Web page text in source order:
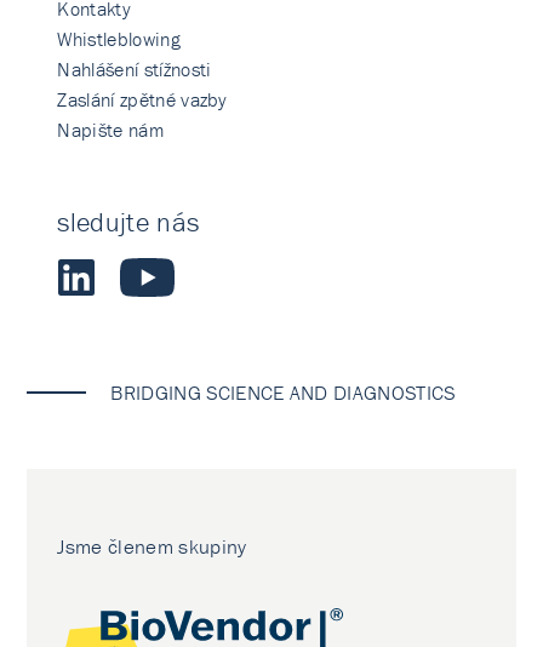
Kontakty
Whistleblowing
Nahlášení stížnosti
Zaslání zpětné vazby
Napište nám
sledujte nás
BRIDGING SCIENCE AND DIAGNOSTICS
Jsme členem skupiny